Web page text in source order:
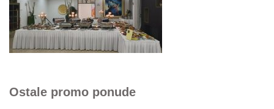
Ostale promo ponude